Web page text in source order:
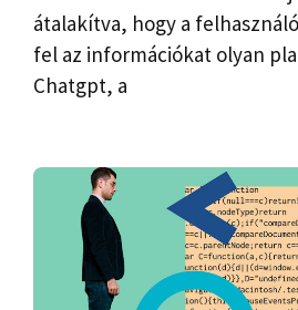
átalakítva, hogy a
fel az információkat olyan
Chatgpt, a